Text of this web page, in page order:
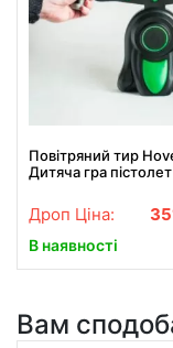
Повітряний тир
Дитяча гра пістолет
Дроп Ціна:
В наявності
Вам